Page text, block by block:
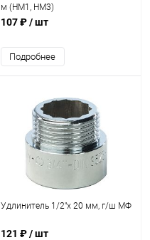
м (НМ1, НМ3)
107 ₽/ шт
Подробнее
Удлинитель 1/2"х 20 мм, г/ш МФ
121 ₽/ шт